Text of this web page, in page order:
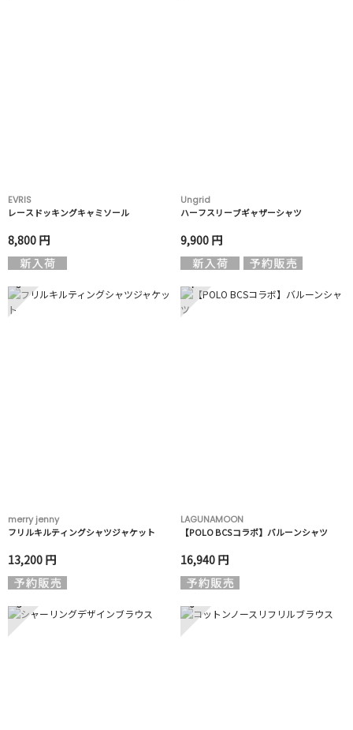
EVRIS
レースドッキングキャミソール
8,800 円
Ungrid
ハーフスリーブギャザーシャツ
9,900 円
3
merry jenny
フリルキルティングシャツジャケット
13,200 円
4
LAGUNAMOON
【POLO BCSコラボ】バルーンシャツ
16,940 円
5 6